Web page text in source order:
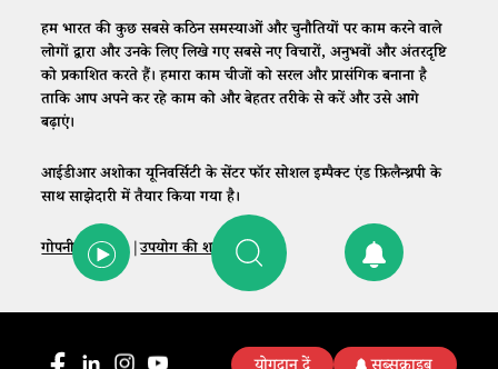
हम भारत की कुछ सबसे कठिन समस्याओं और चुनौतियों पर काम करने वाले
लोगों द्वारा और उनके लिए लिखे गए सबसे नए विचारों, अनुभवों और अंतरदृष्टि
को प्रकाशित करते हैं। हमारा काम चीजों को सरल और प्रासंगिक बनाना है
ताकि आप अपने कर रहे काम को और बेहतर तरीके से करें और उसे आगे
बढ़ाएं।
आईडीआर अशोका यूनिवर्सिटी के सेंटर फॉर सोशल इम्पैक्ट एंड फ़िलैन्थ्रपी के
साथ साझेदारी में तैयार किया गया है।
गोपनीयता नीति |उपयोग की शर्तें |संपर्क